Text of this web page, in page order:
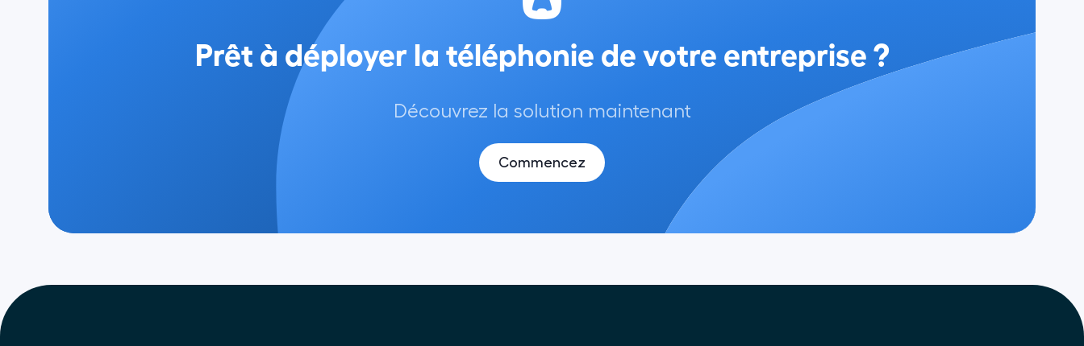
Prêt à déployer la téléphonie de votre entreprise ?
Découvrez la solution maintenant
Commencez